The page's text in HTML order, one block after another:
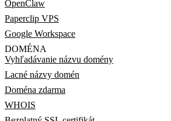
OpenClaw
Paperclip VPS
Google Workspace
DOMÉNA
Vyhľadávanie názvu domény
Lacné názvy domén
Doména zdarma
WHOIS